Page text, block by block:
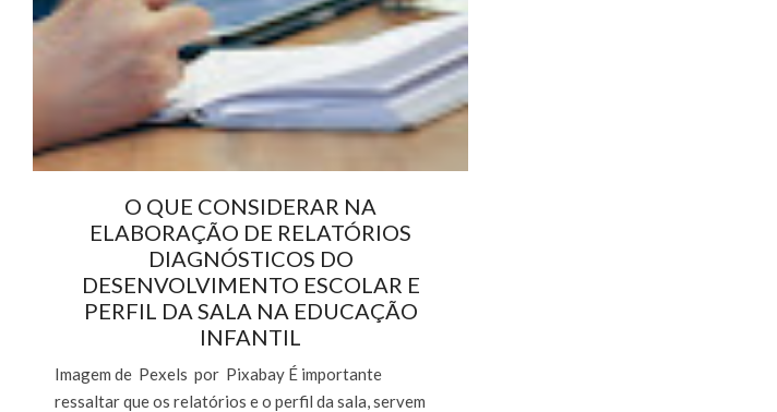
O QUE CONSIDERAR NA
ELABORAÇÃO DE RELATÓRIOS
DIAGNÓSTICOS DO
DESENVOLVIMENTO ESCOLAR E
PERFIL DA SALA NA EDUCAÇÃO
INFANTIL
Imagem de Pexels por Pixabay É importante
ressaltar que os relatórios e o perfil da sala, servem